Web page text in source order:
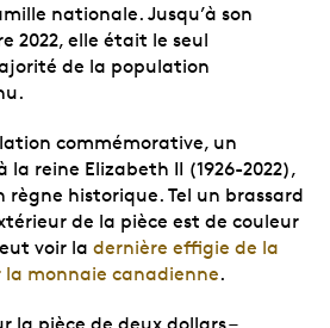
nationale. Jusqu’à son
2022, elle était le seul
de la population
commémorative, un
la reine Elizabeth II (1926-2022),
règne historique. Tel un brassard
de la pièce est de couleur
voir la dernière effigie de la
la monnaie canadienne.